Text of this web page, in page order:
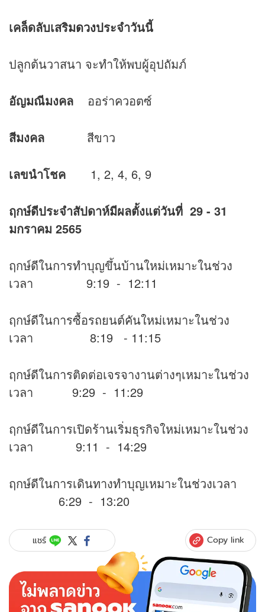
เคล็ดลับเสริมดวงประจำวันนี้
ปลูกต้นวาสนา จะทำให้พบผู้อุปถัมภ์
อัญมณีมงคล ออร่าควอตซ์
สีมงคล สีขาว
เลขนำโชค 1, 2, 4, 6, 9
ฤกษ์ดีประจำสัปดาห์มีผลตั้งแต่วันที่ 29 - 31
มกราคม 2565
ฤกษ์ดีในการทำบุญขึ้นบ้านใหม่เหมาะในช่วง
เวลา 9:19 - 12:11
ฤกษ์ดีในการซื้อรถยนต์คันใหม่เหมาะในช่วง
เวลา 8:19 - 11:15
ฤกษ์ดีในการติดต่อเจรจางานต่างๆเหมาะในช่วง
เวลา 9:29 - 11:29
ฤกษ์ดีในการเปิดร้านเริ่มธุรกิจใหม่เหมาะในช่วง
เวลา 9:11 - 14:29
ฤกษ์ดีในการเดินทางทำบุญเหมาะในช่วงเวลา
6:29 - 13:20
แชร์ Copy link